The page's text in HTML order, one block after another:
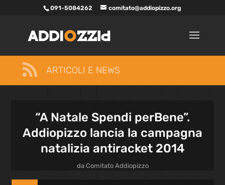
091-5084262 comitato@addiopizzo.org
 ARTICOLI E NEWS
“A Natale Spendi perBene”.
Addiopizzo lancia la campagna
natalizia antiracket 2014
da Comitato Addiopizzo